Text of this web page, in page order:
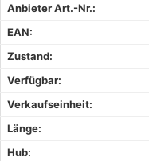
Anbieter Art.-Nr.:
EAN:
Zustand:
Verfügbar:
Verkaufseinheit:
Länge:
Hub: